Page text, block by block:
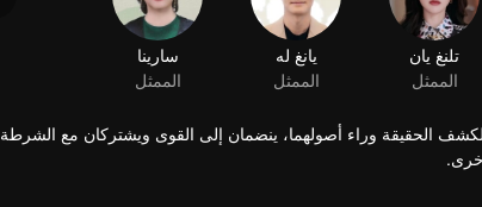
وراء أصولهما، ينضمان إلى القوى ويشتركان مع الشرطة